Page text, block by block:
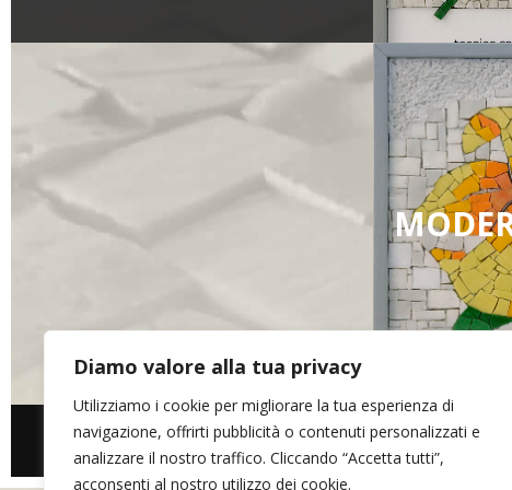
Diamo valore alla tua privacy
Utilizziamo i cookie per migliorare la tua esperienza di
navigazione, offrirti pubblicità o contenuti personalizzati e
analizzare il nostro traffico. Cliccando “Accetta tutti”,
acconsenti al nostro utilizzo dei cookie.
ARR&DOmosaico di Elena Bonazzoli- P.IVA 02634390302 - Via dei
Fagagna (UD)